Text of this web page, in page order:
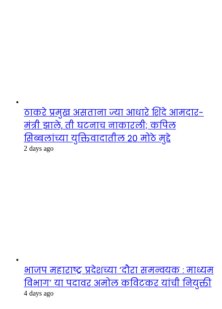
ठाकरे प्रमुख असताना ज्या आधारे शिंदे आमदार-
मंत्री झाले, ती घटनाच नाकारली; कपिल
सिब्बलांच्या युक्तिवादातील 20 मोठे मुद्दे
2 days ago
भाजप महाराष्ट्र प्रदेशच्या ‘दौरा समन्वयक : माध्यम
विभाग’ या पदावर अमोल कविटकर यांची नियुक्ती
4 days ago